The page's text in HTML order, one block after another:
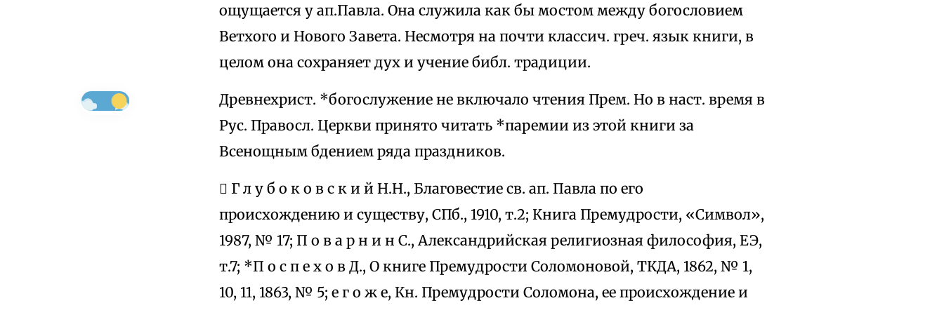
ощущается у ап.Павла. Она служила как бы мостом между богословием
Ветхого и Нового Завета. Несмотря на почти классич. греч. язык книги, в
целом она сохраняет дух и учение библ. традиции.
Древнехрист. *богослужение не включало чтения Прем. Но в наст. время в
Рус. Правосл. Церкви принято читать *паремии из этой книги за
Всенощным бдением ряда праздников.
 Г л у б о к о в с к и й Н.Н., Благовестие св. ап. Павла по его
происхождению и существу, СПб., 1910, т.2; Книга Премудрости, «Символ»,
1987, № 17; П о в а р н и н С., Александрийская религиозная философия, ЕЭ,
т.7; *П о с п е х о в Д., О книге Премудрости Соломоновой, ТКДА, 1862, № 1,
10, 11, 1863, № 5; е г о ж е, Кн. Премудрости Соломона, ее происхождение и